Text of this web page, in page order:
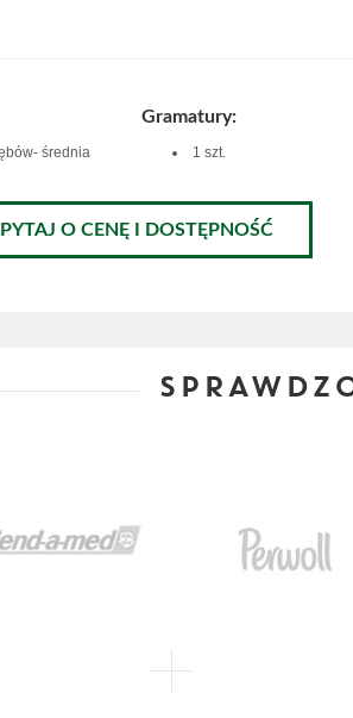
średnia
Gramatury:
1 szt.
O CENĘ I DOSTĘPNOŚĆ